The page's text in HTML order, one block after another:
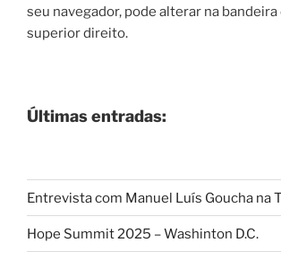
seu navegador, pode alterar na
superior direito.
Últimas entradas:
Entrevista com Manuel Luís Goucha na
Hope Summit 2025 – Washinton D.C.